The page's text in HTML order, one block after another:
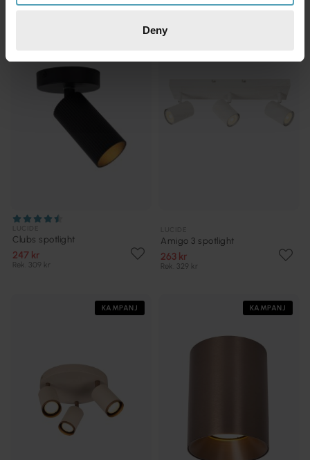
Deny
Clubs spotlight
247 kr
Rek. 309 kr
Amigo 3 spotlight
263 kr
Rek. 329 kr
KAMPANJ KAMPANJ